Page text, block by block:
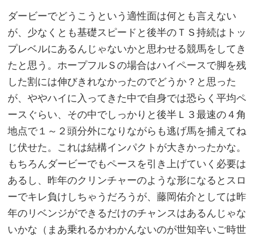
ダービーでどうこうという適性面は何とも言えない
が、少なくとも基礎スピードと後半のＴＳ持続はトッ
プレベルにあるんじゃないかと思わせる競馬をしてき
たと思う。ホープフルＳの場合はハイペースで脚を残
した割には伸びきれなかったのでどうか？と思った
が、ややハイに入ってきた中で自身では恐らく平均ペ
ースぐらい、その中でしっかりと後半Ｌ３最速の４角
地点で１～２頭分外になりながらも逃げ馬を捕えてね
じ伏せた。これは結構インパクトが大きかったかな。
もちろんダービーでもペースを引き上げていく必要は
あるし、昨年のクリンチャーのような形になるとスロ
ーでキレ負けしちゃうだろうが、藤岡佑介としては昨
年のリベンジができるだけのチャンスはあるんじゃな
いかな（まあ乗れるかわかんないのが世知辛いご時世